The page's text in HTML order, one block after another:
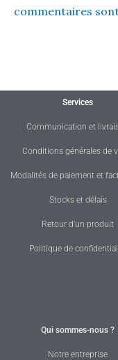
commentaires
Services
Communication et
Conditions générales de
Modalités de paiement et
Stocks et délais
Retour d'un produit
Politique de
Qui sommes-nous ?
Notre entreprise